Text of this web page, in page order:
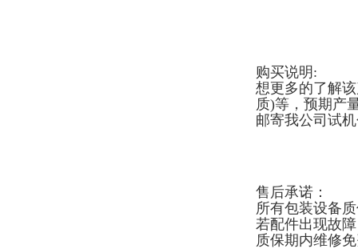
购买说明:
想更多的了解
质)等，预期产
邮寄我公司试
售后承诺：
所有包装设备
若配件出现故
质保期内维修